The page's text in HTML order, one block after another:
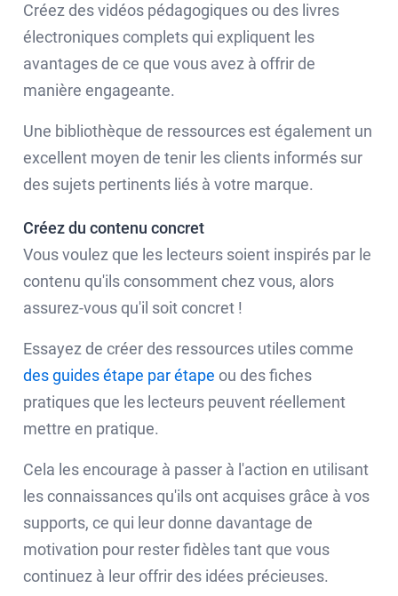
Créez des vidéos pédagogiques ou des livres
électroniques complets qui expliquent les
avantages de ce que vous avez à offrir de
manière engageante.
Une bibliothèque de ressources est également un
excellent moyen de tenir les clients informés sur
des sujets pertinents liés à votre marque.
Créez du contenu concret
Vous voulez que les lecteurs soient inspirés par le
contenu qu'ils consomment chez vous, alors
assurez-vous qu'il soit concret !
Essayez de créer des ressources utiles comme
des guides étape par étape ou des fiches
pratiques que les lecteurs peuvent réellement
mettre en pratique.
Cela les encourage à passer à l'action en utilisant
les connaissances qu'ils ont acquises grâce à vos
supports, ce qui leur donne davantage de
motivation pour rester fidèles tant que vous
continuez à leur offrir des idées précieuses.